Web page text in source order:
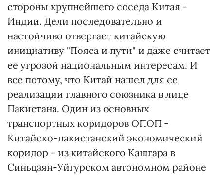
стороны крупнейшего соседа Китая -
Индии. Дели последовательно и
настойчиво отвергает китайскую
инициативу "Пояса и пути" и даже считает
ее угрозой национальным интересам. И
все потому, что Китай нашел для ее
реализации главного союзника в лице
Пакистана. Один из основных
транспортных коридоров ОПОП -
Китайско-пакистанский экономический
коридор - из китайского Кашгара в
Синьцзян-Уйгурском автономном районе